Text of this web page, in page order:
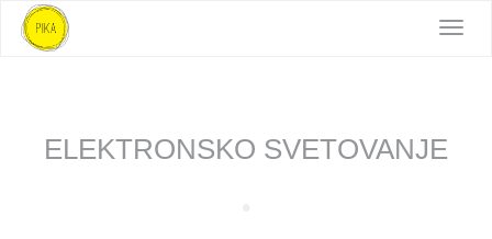
ELEKTRONSKO SVETOVANJE